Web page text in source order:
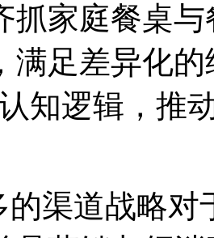
抓家庭餐桌
满足差异化
知逻辑，推
的渠道战略对